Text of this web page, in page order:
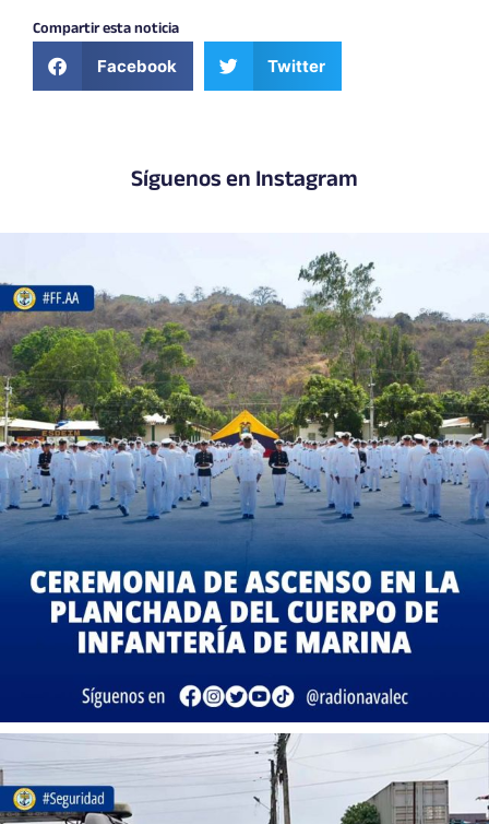
Compartir esta noticia
Facebook Twitter
Síguenos en Instagram